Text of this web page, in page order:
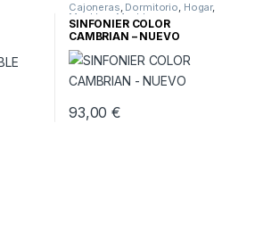
Cajoneras, Dormitorio, Hogar,
Muebles,Muebles nuevos
SINFONIER COLOR
CAMBRIAN – NUEVO
93,00€